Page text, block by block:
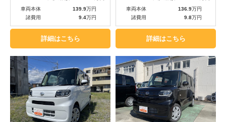
車両本体 139.9万円
諸費用
9.4万円
詳細はこちら
車両本体 136.9万円
諸費用
9.8万円
詳細はこちら